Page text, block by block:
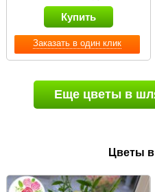
Заказать в один клик
Купить
Еще цветы в
Цветы